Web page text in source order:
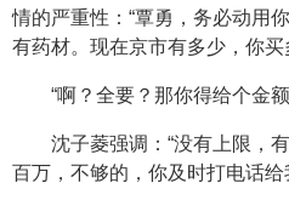
情的严重性：“覃勇，务必动用
有药材。现在京市有多少，你买
“啊？全要？那你得给个金
沈子菱强调：“没有上限，
百万，不够的，你及时打电话给